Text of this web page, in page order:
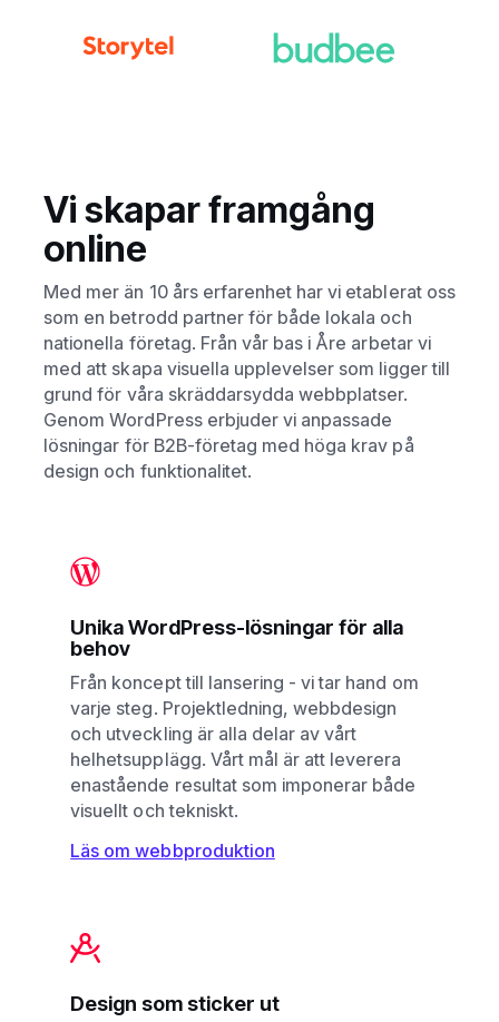
Vi skapar framgång
online
Med mer än 10 års erfarenhet har vi etablerat oss
som en betrodd partner för både lokala och
nationella företag. Från vår bas i Åre arbetar vi
med att skapa visuella upplevelser som ligger till
grund för våra skräddarsydda webbplatser.
Genom WordPress erbjuder vi anpassade
lösningar för B2B-företag med höga krav på
design och funktionalitet.
Unika WordPress-lösningar för alla
behov
Från koncept till lansering - vi tar hand om
varje steg. Projektledning, webbdesign
och utveckling är alla delar av vårt
helhetsupplägg. Vårt mål är att leverera
enastående resultat som imponerar både
visuellt och tekniskt.
Läs om webbproduktion
Design som sticker ut